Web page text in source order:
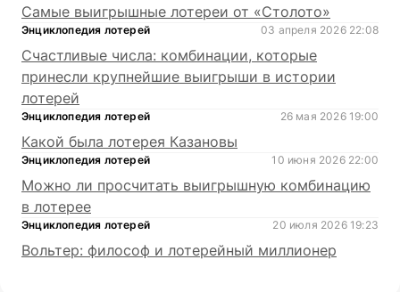
Самые выигрышные лотереи от «Столото»
Энциклопедия лотерей 03 апреля 2026 22:08
Счастливые числа: комбинации, которые
принесли крупнейшие выигрыши в истории
лотерей
Энциклопедия лотерей 26 мая 2026 19:00
Какой была лотерея Казановы
Энциклопедия лотерей 10 июня 2026 22:00
Можно ли просчитать выигрышную комбинацию
в лотерее
Энциклопедия лотерей 20 июля 2026 19:23
Вольтер: философ и лотерейный миллионер